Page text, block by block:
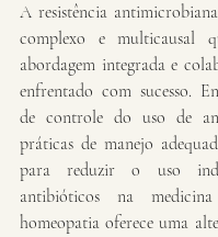
A resistência
complexo e multicausal
abordagem integrada e
enfrentado com sucesso.
de controle do uso de
práticas de manejo
para reduzir o uso
antibióticos na
homeopatia oferece uma